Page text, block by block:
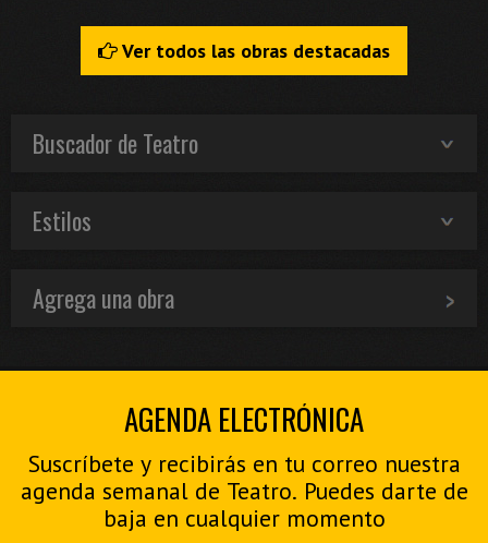
Ver todos las obras destacadas
Buscador de Teatro
Estilos
Agrega una obra
AGENDA ELECTRÓNICA
Suscríbete y recibirás en tu correo nuestra
agenda semanal de Teatro. Puedes darte de
baja en cualquier momento